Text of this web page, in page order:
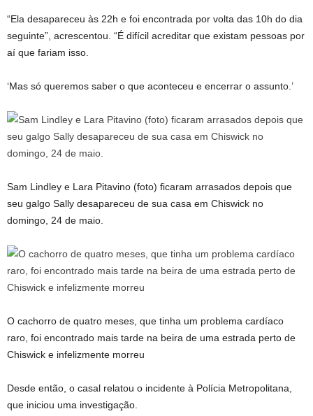
“Ela desapareceu às 22h e foi encontrada por volta das 10h do dia
seguinte”, acrescentou. “É difícil acreditar que existam pessoas por
aí que fariam isso.
‘Mas só queremos saber o que aconteceu e encerrar o assunto.’
Sam Lindley e Lara Pitavino (foto) ficaram arrasados ​​depois que
seu galgo Sally desapareceu de sua casa em Chiswick no
domingo, 24 de maio.
O cachorro de quatro meses, que tinha um problema cardíaco
raro, foi encontrado mais tarde na beira de uma estrada perto de
Chiswick e infelizmente morreu
Desde então, o casal relatou o incidente à Polícia Metropolitana,
que iniciou uma investigação.